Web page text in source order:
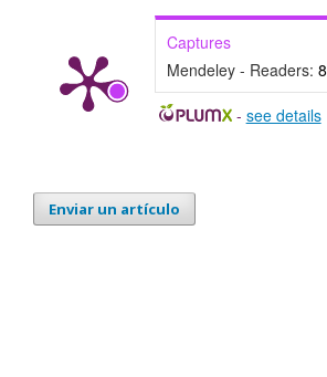
Captures
Mendeley - Readers: 8
- see details
Enviar un artículo